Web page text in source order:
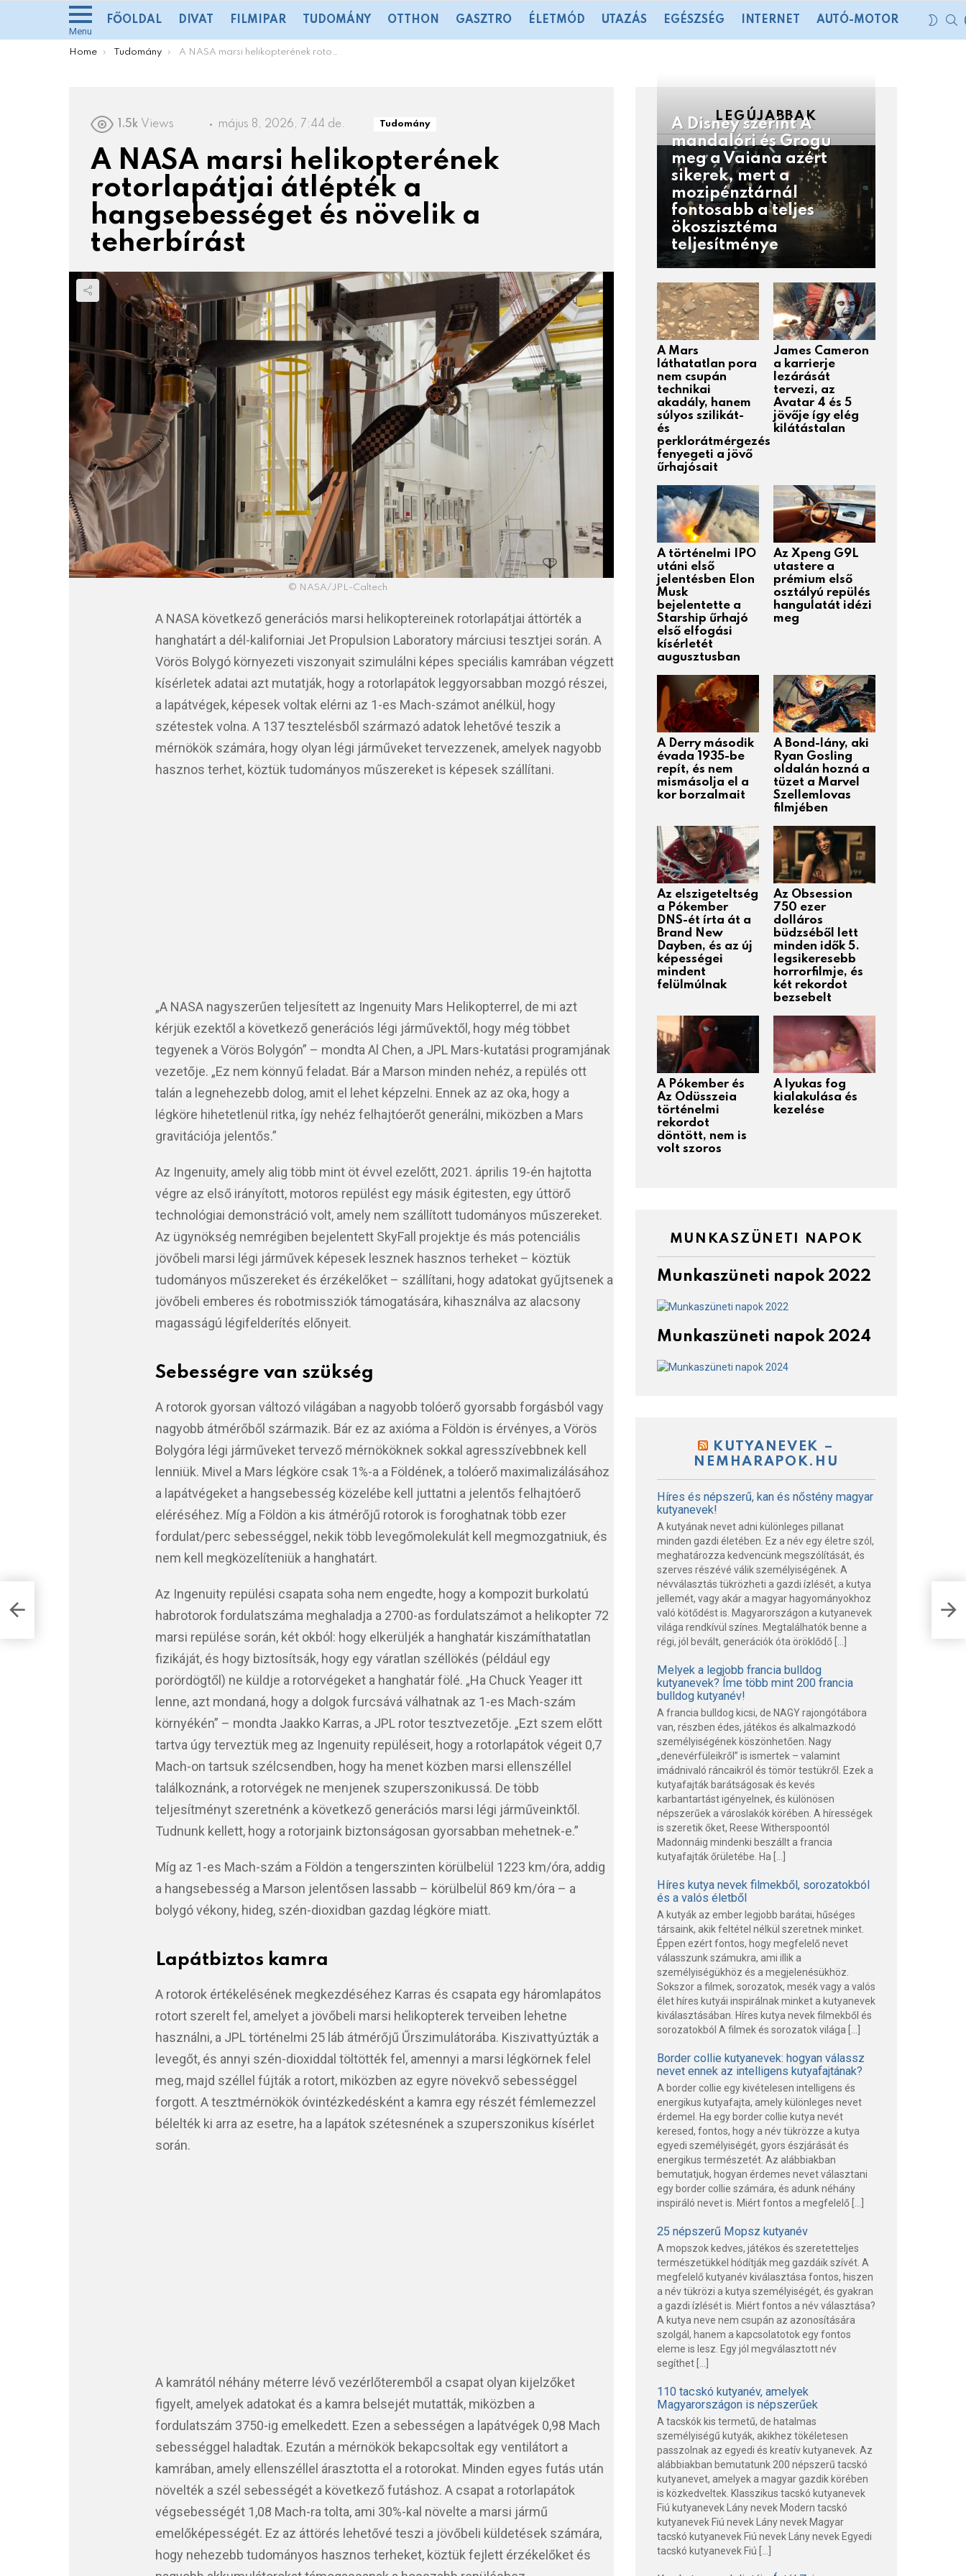
Menu
FŐOLDAL DIVAT FILMIPAR TUDOMÁNY OTTHON GASZTRO ÉLETMÓD UTAZÁS EGÉSZSÉG INTERNET AUTÓ-MOTOR
You are here:
Home Tudomány A NASA marsi helikopterének rotorlapátjai átlépték a hangsebességet és növelik a teherbírást
1.5k Views május 8, 2026, 7:44 de. Tudomány
A NASA marsi helikopterének
rotorlapátjai átlépték a
hangsebességet és növelik a
teherbírást
© NASA/JPL-Caltech
A NASA következő generációs marsi helikoptereinek rotorlapátjai áttörték a
hanghatárt a dél-kaliforniai Jet Propulsion Laboratory márciusi tesztjei során. A
Vörös Bolygó környezeti viszonyait szimulálni képes speciális kamrában végzett
kísérletek adatai azt mutatják, hogy a rotorlapátok leggyorsabban mozgó részei,
a lapátvégek, képesek voltak elérni az 1-es Mach-számot anélkül, hogy
szétestek volna. A 137 tesztelésből származó adatok lehetővé teszik a
mérnökök számára, hogy olyan légi járműveket tervezzenek, amelyek nagyobb
hasznos terhet, köztük tudományos műszereket is képesek szállítani.
„A NASA nagyszerűen teljesített az Ingenuity Mars Helikopterrel, de mi azt
kérjük ezektől a következő generációs légi járművektől, hogy még többet
tegyenek a Vörös Bolygón” – mondta Al Chen, a JPL Mars-kutatási programjának
vezetője. „Ez nem könnyű feladat. Bár a Marson minden nehéz, a repülés ott
talán a legnehezebb dolog, amit el lehet képzelni. Ennek az az oka, hogy a
légköre hihetetlenül ritka, így nehéz felhajtóerőt generálni, miközben a Mars
gravitációja jelentős.”
Az Ingenuity, amely alig több mint öt évvel ezelőtt, 2021. április 19-én hajtotta
végre az első irányított, motoros repülést egy másik égitesten, egy úttörő
technológiai demonstráció volt, amely nem szállított tudományos műszereket.
Az ügynökség nemrégiben bejelentett SkyFall projektje és más potenciális
jövőbeli marsi légi járművek képesek lesznek hasznos terheket – köztük
tudományos műszereket és érzékelőket – szállítani, hogy adatokat gyűjtsenek a
jövőbeli emberes és robotmissziók támogatására, kihasználva az alacsony
magasságú légifelderítés előnyeit.
Sebességre van szükség
A rotorok gyorsan változó világában a nagyobb tolóerő gyorsabb forgásból vagy
nagyobb átmérőből származik. Bár ez az axióma a Földön is érvényes, a Vörös
Bolygóra légi járműveket tervező mérnököknek sokkal agresszívebbnek kell
lenniük. Mivel a Mars légköre csak 1%-a a Földének, a tolóerő maximalizálásához
a lapátvégeket a hangsebesség közelébe kell juttatni a jelentős felhajtóerő
eléréséhez. Míg a Földön a kis átmérőjű rotorok is foroghatnak több ezer
fordulat/perc sebességgel, nekik több levegőmolekulát kell megmozgatniuk, és
nem kell megközelíteniük a hanghatárt.
Az Ingenuity repülési csapata soha nem engedte, hogy a kompozit burkolatú
habrotorok fordulatszáma meghaladja a 2700-as fordulatszámot a helikopter 72
marsi repülése során, két okból: hogy elkerüljék a hanghatár kiszámíthatatlan
fizikáját, és hogy biztosítsák, hogy egy váratlan széllökés (például egy
porördögtől) ne küldje a rotorvégeket a hanghatár fölé. „Ha Chuck Yeager itt
lenne, azt mondaná, hogy a dolgok furcsává válhatnak az 1-es Mach-szám
környékén” – mondta Jaakko Karras, a JPL rotor tesztvezetője. „Ezt szem előtt
tartva úgy terveztük meg az Ingenuity repüléseit, hogy a rotorlapátok végeit 0,7
Mach-on tartsuk szélcsendben, hogy ha menet közben marsi ellenszéllel
találkoznánk, a rotorvégek ne menjenek szuperszonikussá. De több
teljesítményt szeretnénk a következő generációs marsi légi járműveinktől.
Tudnunk kellett, hogy a rotorjaink biztonságosan gyorsabban mehetnek-e.”
Míg az 1-es Mach-szám a Földön a tengerszinten körülbelül 1223 km/óra, addig
a hangsebesség a Marson jelentősen lassabb – körülbelül 869 km/óra – a
bolygó vékony, hideg, szén-dioxidban gazdag légköre miatt.
Lapátbiztos kamra
A rotorok értékelésének megkezdéséhez Karras és csapata egy háromlapátos
rotort szerelt fel, amelyet a jövőbeli marsi helikopterek terveiben lehetne
használni, a JPL történelmi 25 láb átmérőjű Űrszimulátorába. Kiszivattyúzták a
levegőt, és annyi szén-dioxiddal töltötték fel, amennyi a marsi légkörnek felel
meg, majd széllel fújták a rotort, miközben az egyre növekvő sebességgel
forgott. A tesztmérnökök óvintézkedésként a kamra egy részét fémlemezzel
bélelték ki arra az esetre, ha a lapátok szétesnének a szuperszonikus kísérlet
során.
A kamrától néhány méterre lévő vezérlőteremből a csapat olyan kijelzőket
figyelt, amelyek adatokat és a kamra belsejét mutatták, miközben a
fordulatszám 3750-ig emelkedett. Ezen a sebességen a lapátvégek 0,98 Mach
sebességgel haladtak. Ezután a mérnökök bekapcsoltak egy ventilátort a
kamrában, amely ellenszéllel árasztotta el a rotorokat. Minden egyes futás után
növelték a szél sebességét a következő futáshoz. A csapat a rotorlapátok
végsebességét 1,08 Mach-ra tolta, ami 30%-kal növelte a marsi jármű
emelőképességét. Ez az áttörés lehetővé teszi a jövőbeli küldetések számára,
hogy nehezebb tudományos hasznos terheket, köztük fejlett érzékelőket és
LEGÚJABBAK
A Disney szerint A
mandalóri és Grogu
meg a Vaiana azért
sikerek, mert a
mozipénztárnál
fontosabb a teljes
ökoszisztéma
teljesítménye
A Mars
láthatatlan pora
nem csupán
technikai
akadály, hanem
súlyos szilikát-
és
perklorátmérgezés
fenyegeti a jövő
űrhajósait
James Cameron
a karrierje
lezárását
tervezi, az
Avatar 4 és 5
jövője így elég
kilátástalan
A történelmi IPO
utáni első
jelentésben Elon
Musk
bejelentette a
Starship űrhajó
első elfogási
kísérletét
augusztusban
Az Xpeng G9L
utastere a
prémium első
osztályú repülés
hangulatát idézi
meg
A Derry második
évada 1935-be
repít, és nem
mismásolja el a
kor borzalmait
A Bond-lány, aki
Ryan Gosling
oldalán hozná a
tüzet a Marvel
Szellemlovas
filmjében
Az elszigeteltség
a Pókember
DNS-ét írta át a
Brand New
Dayben, és az új
képességei
mindent
felülmúlnak
Az Obsession
750 ezer
dolláros
büdzséből lett
minden idők 5.
legsikeresebb
horrorfilmje, és
két rekordot
bezsebelt
A Pókember és
Az Odüsszeia
történelmi
rekordot
döntött, nem is
volt szoros
A lyukas fog
kialakulása és
kezelése
MUNKASZÜNETI NAPOK
Munkaszüneti napok 2022
Munkaszüneti napok 2024
KUTYANEVEK –
NEMHARAPOK.HU
Híres és népszerű, kan és nőstény magyar
kutyanevek!
A kutyának nevet adni különleges pillanat
minden gazdi életében. Ez a név egy életre szól,
meghatározza kedvencünk megszólítását, és
szerves részévé válik személyiségének. A
névválasztás tükrözheti a gazdi ízlését, a kutya
jellemét, vagy akár a magyar hagyományokhoz
való kötődést is. Magyarországon a kutyanevek
világa rendkívül színes. Megtalálhatók benne a
régi, jól bevált, generációk óta öröklődő […]
Melyek a legjobb francia bulldog
kutyanevek? Íme több mint 200 francia
bulldog kutyanév!
A francia bulldog kicsi, de NAGY rajongótábora
van, részben édes, játékos és alkalmazkodó
személyiségének köszönhetően. Nagy
„denevérfüleikről” is ismertek – valamint
imádnivaló ráncaikról és tömör testükről. Ezek a
kutyafajták barátságosak és kevés
karbantartást igényelnek, és különösen
népszerűek a városlakók körében. A hírességek
is szeretik őket, Reese Witherspoontól
Madonnáig mindenki beszállt a francia
kutyafajták őrületébe. Ha […]
Híres kutya nevek filmekből, sorozatokból
és a valós életből
A kutyák az ember legjobb barátai, hűséges
társaink, akik feltétel nélkül szeretnek minket.
Éppen ezért fontos, hogy megfelelő nevet
válasszunk számukra, ami illik a
személyiségükhöz és a megjelenésükhöz.
Sokszor a filmek, sorozatok, mesék vagy a valós
élet híres kutyái inspirálnak minket a kutyanevek
kiválasztásában. Híres kutya nevek filmekből és
sorozatokból A filmek és sorozatok világa […]
Border collie kutyanevek: hogyan válassz
nevet ennek az intelligens kutyafajtának?
A border collie egy kivételesen intelligens és
energikus kutyafajta, amely különleges nevet
érdemel. Ha egy border collie kutya nevét
keresed, fontos, hogy a név tükrözze a kutya
egyedi személyiségét, gyors észjárását és
energikus természetét. Az alábbiakban
bemutatjuk, hogyan érdemes nevet választani
egy border collie számára, és adunk néhány
inspiráló nevet is. Miért fontos a megfelelő […]
25 népszerű Mopsz kutyanév
A mopszok kedves, játékos és szeretetteljes
természetükkel hódítják meg gazdáik szívét. A
megfelelő kutyanév kiválasztása fontos, hiszen
a név tükrözi a kutya személyiségét, és gyakran
a gazdi ízlését is. Miért fontos a név választása?
A kutya neve nem csupán az azonosítására
szolgál, hanem a kapcsolatotok egy fontos
eleme is lesz. Egy jól megválasztott név
segíthet […]
110 tacskó kutyanév, amelyek
Magyarországon is népszerűek
A tacskók kis termetű, de hatalmas
személyiségű kutyák, akikhez tökéletesen
passzolnak az egyedi és kreatív kutyanevek. Az
alábbiakban bemutatunk 200 népszerű tacskó
kutyanevet, amelyek a magyar gazdik körében
is közkedveltek. Klasszikus tacskó kutyanevek
Fiú kutyanevek Lány nevek Modern tacskó
kutyanevek Fiú nevek Lány nevek Magyar
tacskó kutyanevek Fiú nevek Lány nevek Egyedi
tacskó kutyanevek Fiú […]